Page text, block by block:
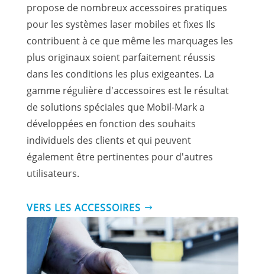
propose de nombreux accessoires pratiques
pour les systèmes laser mobiles et fixes Ils
contribuent à ce que même les marquages les
plus originaux soient parfaitement réussis
dans les conditions les plus exigeantes. La
gamme régulière d'accessoires est le résultat
de solutions spéciales que Mobil-Mark a
développées en fonction des souhaits
individuels des clients et qui peuvent
également être pertinentes pour d'autres
utilisateurs.
VERS LES ACCESSOIRES